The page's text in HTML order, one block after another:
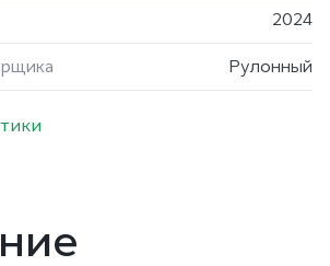
2024
Рулонный